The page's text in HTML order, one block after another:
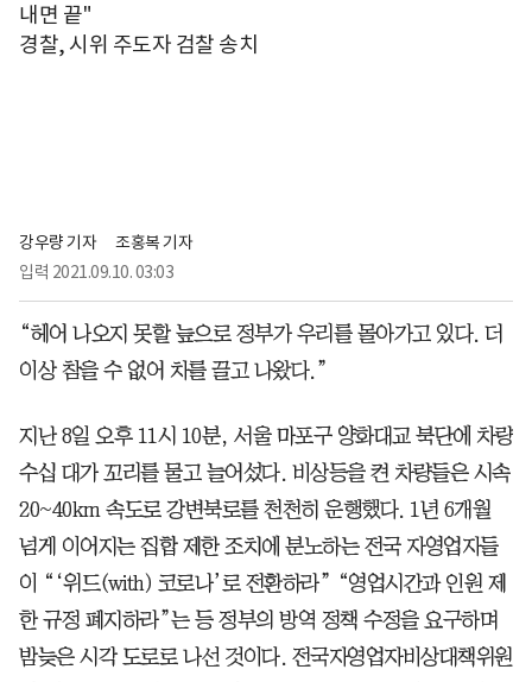
내면 끝"
경찰, 시위 주도자 검찰 송치
강우량 기자
조홍복 기자
입력 2021.09.10. 03:03
“헤어 나오지 못할 늪으로 정부가 우리를 몰아가고 있다. 더
이상 참을 수 없어 차를 끌고 나왔다.”
지난 8일 오후 11시 10분, 서울 마포구 양화대교 북단에 차량
수십 대가 꼬리를 물고 늘어섰다. 비상등을 켠 차량들은 시속
20~40km 속도로 강변북로를 천천히 운행했다. 1년 6개월
넘게 이어지는 집합 제한 조치에 분노하는 전국 자영업자들
이 “‘위드(with) 코로나’로 전환하라” “영업시간과 인원 제
한 규정 폐지하라”는 등 정부의 방역 정책 수정을 요구하며
밤늦은 시각 도로로 나선 것이다. 전국자영업자비상대책위원